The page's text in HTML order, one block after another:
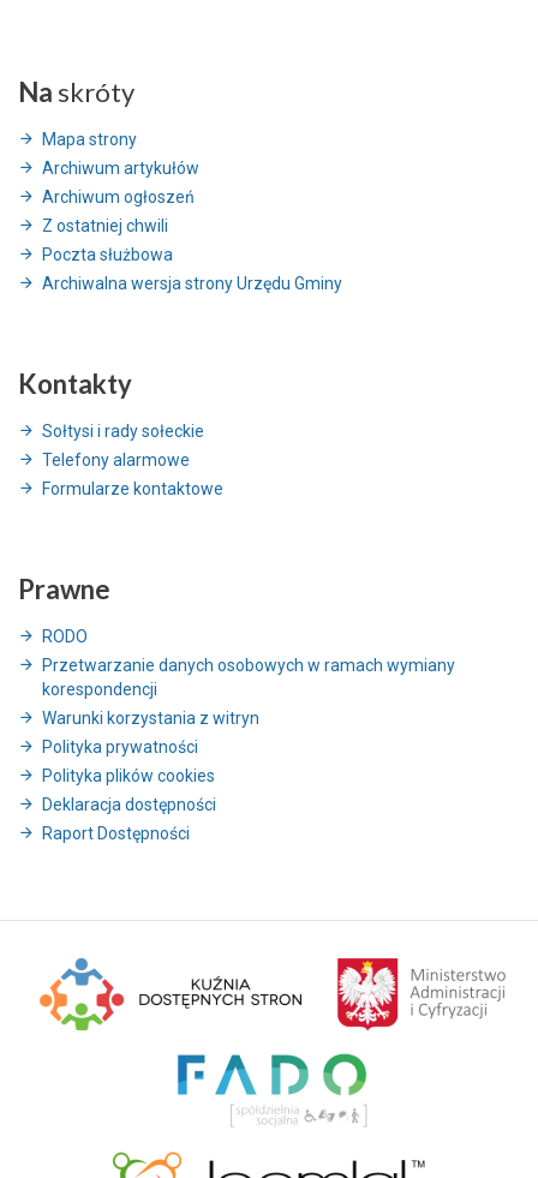
Na skróty
Mapa strony
Archiwum artykułów
Archiwum ogłoszeń
Z ostatniej chwili
Poczta służbowa
Archiwalna wersja strony Urzędu Gminy
Kontakty
Sołtysi i rady sołeckie
Telefony alarmowe
Formularze kontaktowe
Prawne
RODO
Przetwarzanie danych osobowych w ramach wymiany
korespondencji
Warunki korzystania z witryn
Polityka prywatności
Polityka plików cookies
Deklaracja dostępności
Raport Dostępności